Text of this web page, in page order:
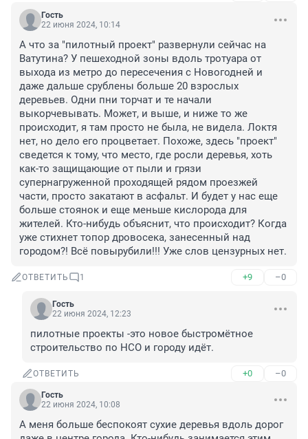
Гость
22 июня 2024, 10:14
А что за "пилотный проект" развернули сейчас на
Ватутина? У пешеходной зоны вдоль тротуара от
выхода из метро до пересечения с Новогодней и
даже дальше срублены больше 20 взрослых
деревьев. Одни пни торчат и те начали
выкорчевывать. Может, и выше, и ниже то же
происходит, я там просто не была, не видела. Локтя
нет, но дело его процветает. Похоже, здесь "проект"
сведется к тому, что место, где росли деревья, хоть
как-то защищающие от пыли и грязи
супернагруженной проходящей рядом проезжей
части, просто закатают в асфальт. И будет у нас еще
больше стоянок и еще меньше кислорода для
жителей. Кто-нибудь объяснит, что происходит? Когда
уже стихнет топор дровосека, занесенный над
городом?! Всё повырубили!!! Уже слов цензурных нет.
ОТВЕТИТЬ 1 +9 –0
Гость
22 июня 2024, 12:23
пилотные проекты -это новое быстромётное
строительство по НСО и городу идёт.
ОТВЕТИТЬ +0 –0
Гость
22 июня 2024, 10:08
А меня больше беспокоят сухие деревья вдоль дорог